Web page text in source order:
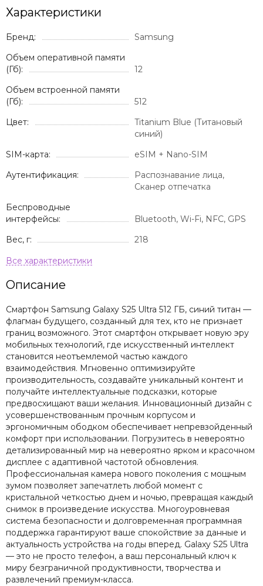
Характеристики
Бренд:
Samsung
Объем оперативной памяти
(Гб):
12
Объем встроенной памяти
(Гб):
512
Цвет:
Titanium Blue (Титановый
синий)
SIM-карта:
eSIM + Nano-SIM
Аутентификация:
Распознавание лица,
Сканер отпечатка
Беспроводные
интерфейсы:
Bluetooth, Wi-Fi, NFC, GPS
Вес, г:
218
Описание
Смартфон Samsung Galaxy S25 Ultra 512 ГБ, синий титан —
флагман будущего, созданный для тех, кто не признает
границ возможного. Этот смартфон открывает новую эру
мобильных технологий, где искусственный интеллект
становится неотъемлемой частью каждого
взаимодействия. Мгновенно оптимизируйте
производительность, создавайте уникальный контент и
получайте интеллектуальные подсказки, которые
предвосхищают ваши желания. Инновационный дизайн с
усовершенствованным прочным корпусом и
эргономичным ободком обеспечивает непревзойденный
комфорт при использовании. Погрузитесь в невероятно
детализированный мир на невероятно ярком и красочном
дисплее с адаптивной частотой обновления.
Профессиональная камера нового поколения с мощным
зумом позволяет запечатлеть любой момент с
кристальной четкостью днем и ночью, превращая каждый
снимок в произведение искусства. Многоуровневая
система безопасности и долговременная программная
поддержка гарантируют ваше спокойствие за данные и
актуальность устройства на годы вперед. Galaxy S25 Ultra
— это не просто телефон, а ваш персональный ключ к
миру безграничной продуктивности, творчества и
развлечений премиум-класса.